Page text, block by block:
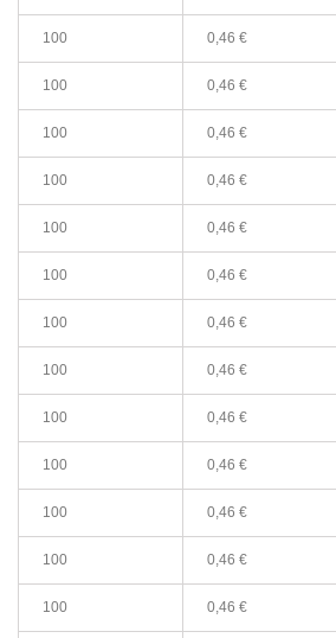
100 0,46 €
100 0,46 €
100 0,46 €
100 0,46 €
100 0,46 €
100 0,46 €
100 0,46 €
100 0,46 €
100 0,46 €
100 0,46 €
100 0,46 €
100 0,46 €
100 0,46 €